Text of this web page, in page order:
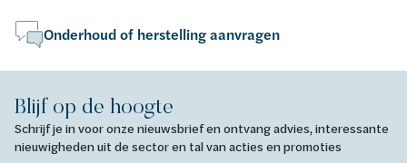
Onderhoud of herstelling aanvragen
Blijf op de hoogte
Schrijf je in voor onze nieuwsbrief en ontvang advies, interessante
nieuwigheden uit de sector en tal van acties en promoties